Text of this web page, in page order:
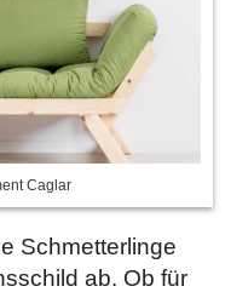
Caglar
Schmetterlinge
ab. Ob für